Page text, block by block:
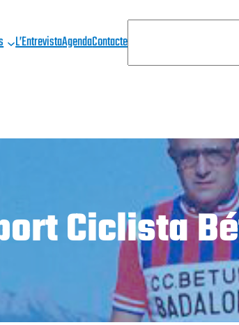
L’EntrevistaAgendaContacteE
R
Ciclista